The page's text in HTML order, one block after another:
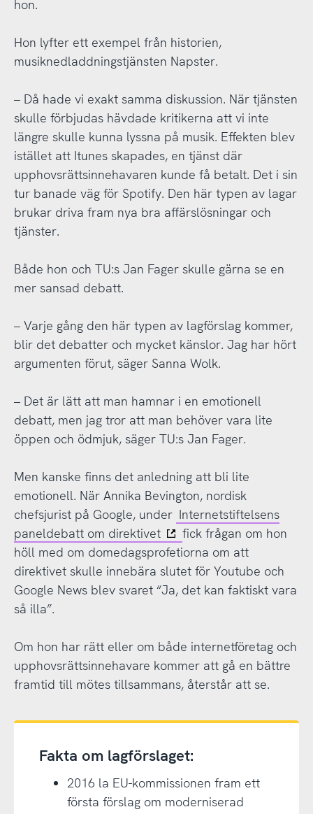
hon.
Hon lyfter ett exempel från historien,
musiknedladdningstjänsten Napster.
– Då hade vi exakt samma diskussion. När tjänsten
skulle förbjudas hävdade kritikerna att vi inte
längre skulle kunna lyssna på musik. Effekten blev
istället att Itunes skapades, en tjänst där
upphovsrättsinnehavaren kunde få betalt. Det i sin
tur banade väg för Spotify. Den här typen av lagar
brukar driva fram nya bra affärslösningar och
tjänster.
Både hon och TU:s Jan Fager skulle gärna se en
mer sansad debatt.
– Varje gång den här typen av lagförslag kommer,
blir det debatter och mycket känslor. Jag har hört
argumenten förut, säger Sanna Wolk.
– Det är lätt att man hamnar i en emotionell
debatt, men jag tror att man behöver vara lite
öppen och ödmjuk, säger TU:s Jan Fager.
Men kanske finns det anledning att bli lite
emotionell. När Annika Bevington, nordisk
chefsjurist på Google, under Internetstiftelsens
paneldebatt om direktivet
fick frågan om hon
höll med om domedagsprofetiorna om att
direktivet skulle innebära slutet för Youtube och
Google News blev svaret “Ja, det kan faktiskt vara
så illa”.
Om hon har rätt eller om både internetföretag och
upphovsrättsinnehavare kommer att gå en bättre
framtid till mötes tillsammans, återstår att se.
Fakta om lagförslaget:
2016 la EU-kommissionen fram ett
första förslag om moderniserad